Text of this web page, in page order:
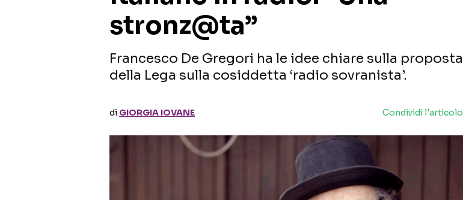
stronz@ta”
Francesco De Gregori ha le idee chiare sulla proposta
della Lega sulla cosiddetta ‘radio sovranista’.
di GIORGIA IOVANE Condividi l'articolo